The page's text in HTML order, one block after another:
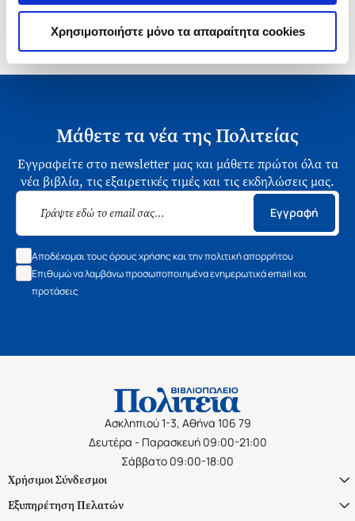
Χρησιμοποιήστε μόνο τα απαραίτητα cookies
Μάθετε τα νέα της Πολιτείας
Εγγραφείτε στο newsletter μας και μάθετε πρώτοι όλα τα
νέα βιβλία, τις εξαιρετικές τιμές και τις εκδηλώσεις μας.
Εγγραφή
Αποδέχομαι τους όρους χρήσης και την πολιτική απορρήτου
Επιθυμώ να λαμβάνω προσωποποιημένα ενημερωτικά email και
προτάσεις
Ασκληπιού 1-3, Αθήνα 106 79
Δευτέρα - Παρασκευή 09:00-21:00
Σάββατο 09:00-18:00
Χρήσιμοι Σύνδεσμοι
Εξυπηρέτηση Πελατών